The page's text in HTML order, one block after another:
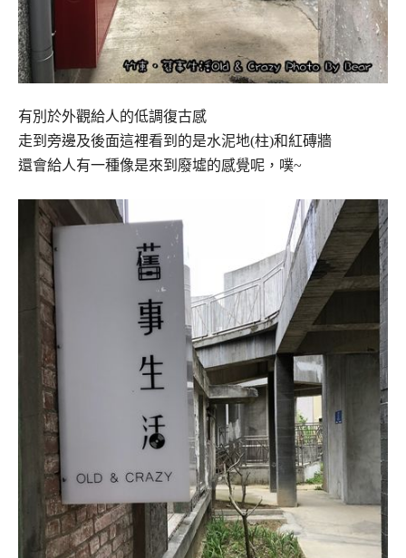
有別於外觀給人的低調復古感
走到旁邊及後面這裡看到的是水泥地(柱)和紅磚牆
還會給人有一種像是來到廢墟的感覺呢，噗~